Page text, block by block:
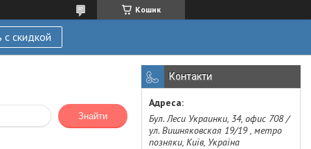
Кошик
с скидкой
Знайти
Контакти
Бул. Леси Украинки, 34, офис 708 /
ул. Вишняковская 19/19 , метро
позняки, Київ, Україна